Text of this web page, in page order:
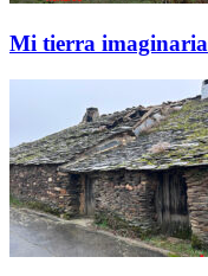
Mi tierra imaginaria